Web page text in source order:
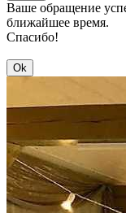
Ваше обращение
ближайшее время.
Спасибо!
Ok